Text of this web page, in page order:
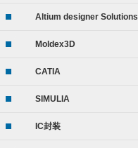
Altium designer Solutions
Moldex3D
CATIA
SIMULIA
IC封装